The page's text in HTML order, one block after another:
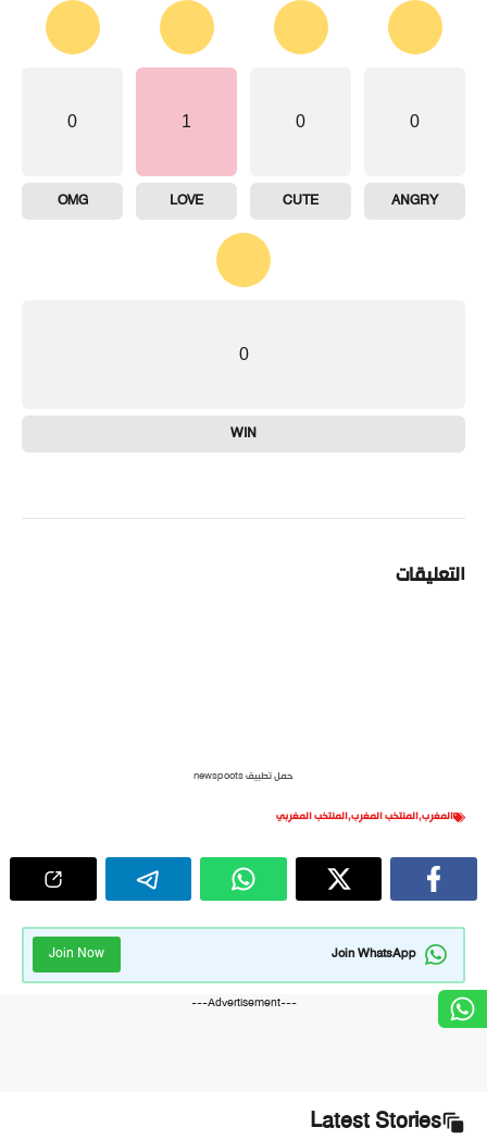
0
ANGRY
0
CUTE
1
LOVE
0
OMG
0
WIN
التعليقات
حمل تطبيق newspoots
المغرب,المنتخب المغرب,المنتخب المغربي
Join WhatsApp
Join Now
---Advertisement---
Latest Stories